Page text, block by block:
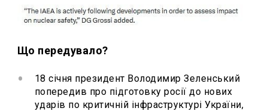
Що передувало?
18 січня президент Володимир Зеленський
попередив про підготовку росії до нових
ударів по критичній інфраструктурі України,